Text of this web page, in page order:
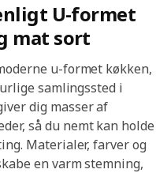
U-formet
mat sort
u-formet køkken,
samlingssted i
dig masser af
så du nemt kan holde
Materialer, farver og
en varm stemning,